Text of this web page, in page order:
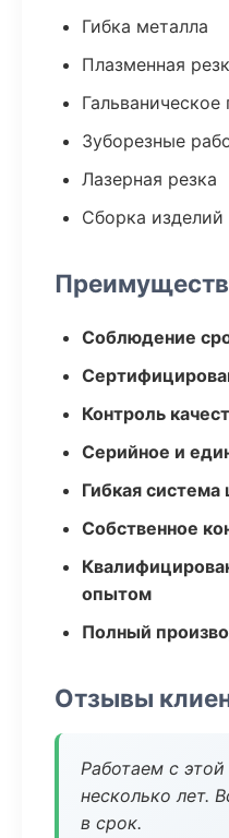
Гибка металла
Плазменная
Зуборезные
Лазерная резка
Сборка изделий
Соблюдение
Контроль
Серийное и
Гибкая система
Собственное
опытом
Полный
Отзывы
Работаем с
несколько лет.
в срок.